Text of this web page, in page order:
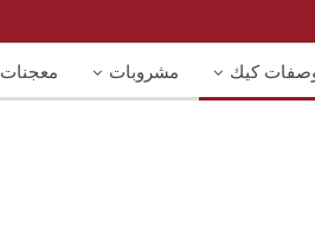
كيك مشروبات معجنات